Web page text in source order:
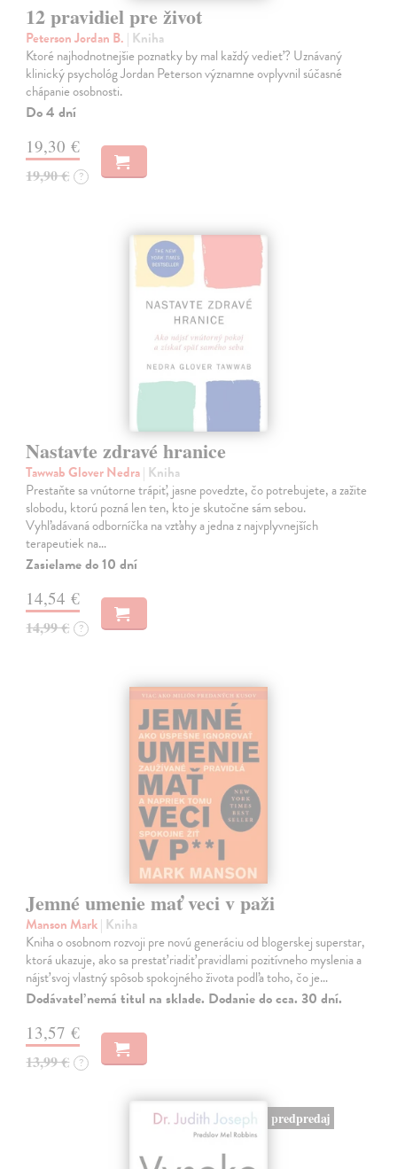
12 pravidiel pre život
Peterson Jordan B. | Kniha
Ktoré najhodnotnejšie poznatky by mal každý vedieť? Uznávaný
klinický psychológ Jordan Peterson významne ovplyvnil súčasné
chápanie osobnosti.
Do 4 dní
19,30 €
19,90 € ?
Nastavte zdravé hranice
Tawwab Glover Nedra| Kniha
Prestaňte sa vnútorne trápiť, jasne povedzte, čo potrebujete, a zažite
slobodu, ktorú pozná len ten, kto je skutočne sám sebou.
Vyhľadávaná odborníčka na vzťahy a jedna z najvplyvnejších
terapeutiek na…
Zasielame do 10 dní
14,54 €
14,99 € ?
Jemné umenie mať veci v paži
Manson Mark| Kniha
Kniha o osobnom rozvoji pre novú generáciu od blogerskej superstar,
ktorá ukazuje, ako sa prestať riadiť pravidlami pozitívneho myslenia a
nájsť svoj vlastný spôsob spokojného života podľa toho, čo je…
Dodávateľ nemá titul na sklade. Dodanie do cca. 30 dní.
13,57 €
13,99 € ?
predpredaj